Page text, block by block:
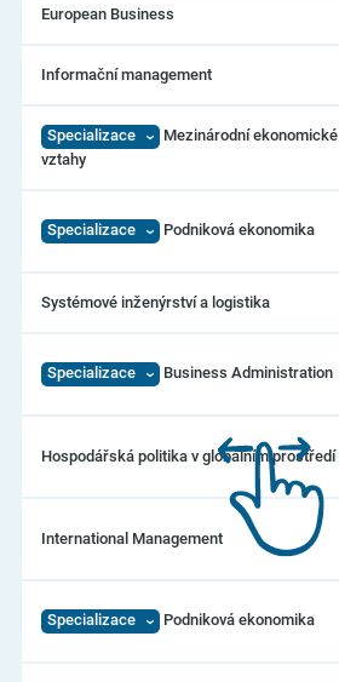
programů
univerzita
Liberci
Ekonomická
European Business
Informační management
Specializace
Mezinárodní ekonomické
vztahy
Specializace Podniková ekonomika
Systémové inženýrství a logistika
Specializace Business Administration
Hospodářská politika v globálním prostředí
International Management
Specializace Podniková ekonomika